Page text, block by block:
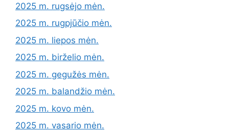
2025 m. rugsėjo mėn.
2025 m. rugpjūčio mėn.
2025 m. liepos mėn.
2025 m. birželio mėn.
2025 m. gegužės mėn.
2025 m. balandžio mėn.
2025 m. kovo mėn.
2025 m. vasario mėn.